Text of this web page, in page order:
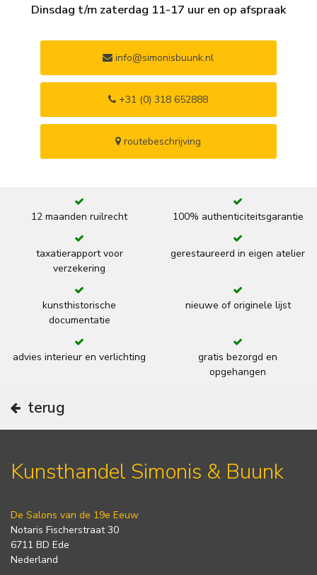
Dinsdag t/m zaterdag 11-17 uur en op afspraak
info@simonisbuunk.nl
+31 (0) 318 652888
routebeschrijving
12 maanden ruilrecht 100% authenticiteitsgarantie
taxatierapport voor
verzekering
gerestaureerd in eigen atelier
kunsthistorische
documentatie
nieuwe of originele lijst
advies interieur en verlichting
gratis bezorgd en
opgehangen
terug
Kunsthandel Simonis & Buunk
De Salons van de 19e Eeuw
Notaris Fischerstraat 30
6711 BD Ede
Nederland